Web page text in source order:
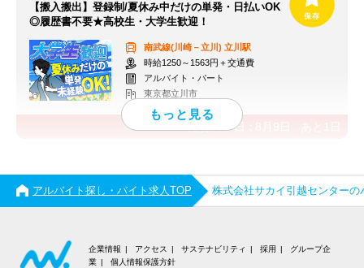
【搬入搬出】登録制/夏休み中だけの単発・日払いOK
◎履歴書不要★高校生・大学生歓迎！
南武線(川崎－立川) 立川駅
時給1250～1563円＋交通費
アルバイト・パート
東京都立川市
応募終了日：
アルバイト探し・バイト求人TOP 株式会社サカイ引越センター
企業情報 アクセス サステナビリティ 採用
グループ企
業
個人情報保護方針